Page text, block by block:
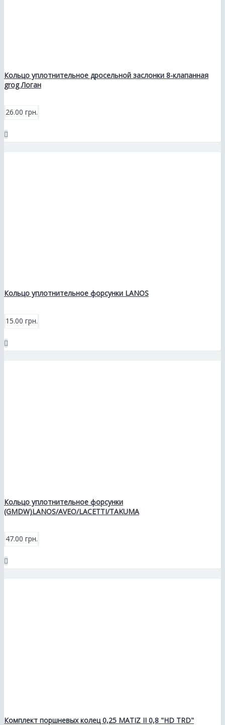
Кольцо уплотнительное дросельной заслонки 8-клапанная
grog Логан
26.00 грн.
Кольцо уплотнительное форсунки LANOS
15.00 грн.
Кольцо уплотнительное форсунки
(GMDW)LANOS/AVEO/LACETTI/TAKUMA
47.00 грн.
Комплект поршневых колец 0,25 MATIZ II 0,8 "HD TRD"